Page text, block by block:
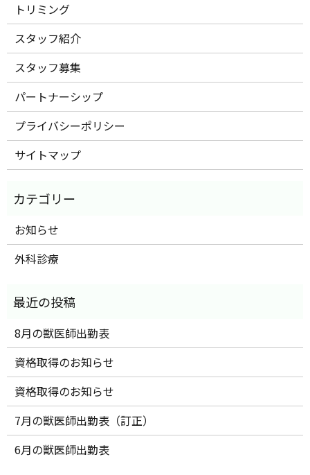
トリミング
スタッフ紹介
スタッフ募集
パートナーシップ
プライバシーポリシー
サイトマップ
お知らせ
外科診療
8月の獣医師出勤表
資格取得のお知らせ
資格取得のお知らせ
7月の獣医師出勤表（訂正）
6月の獣医師出勤表